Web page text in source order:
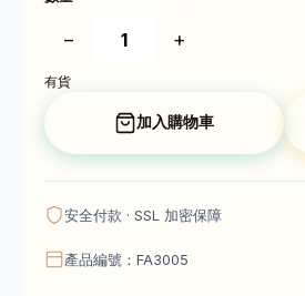
− +
有貨
加入購物車
安全付款 · SSL 加密保障
產品編號：FA3005